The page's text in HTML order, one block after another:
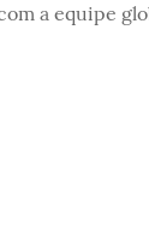
a equipe